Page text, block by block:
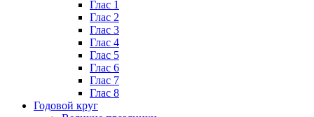
Глас 1
Глас 2
Глас 3
Глас 4
Глас 5
Глас 6
Глас 7
Глас 8
Годовой круг